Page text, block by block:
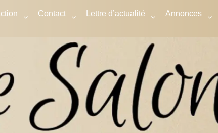
Contact Lettre d’actualité Annonces